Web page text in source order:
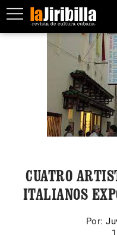
CUATRO
ITALIANOS
Por: